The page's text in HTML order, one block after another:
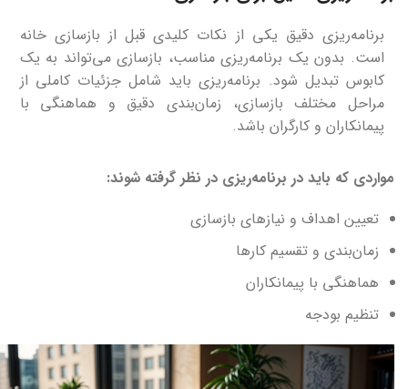
برنامه‌ریزی دقیق یکی از نکات کلیدی قبل از بازسازی خانه
است. بدون یک برنامه‌ریزی مناسب، بازسازی می‌تواند به یک
کابوس تبدیل شود. برنامه‌ریزی باید شامل جزئیات کاملی از
مراحل مختلف بازسازی، زمان‌بندی دقیق و هماهنگی با
پیمانکاران و کارگران باشد.
مواردی که باید در برنامه‌ریزی در نظر گرفته شوند:
تعیین اهداف و نیازهای بازسازی
زمان‌بندی و تقسیم کارها
هماهنگی با پیمانکاران
تنظیم بودجه